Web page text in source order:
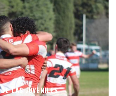
LAS JUVENILES